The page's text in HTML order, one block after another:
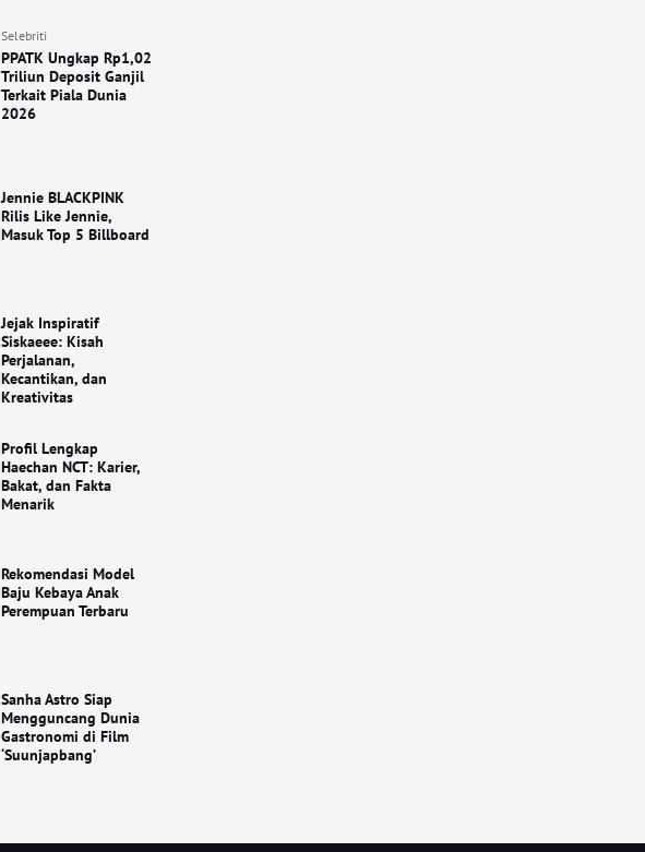
Selebriti
PPATK Ungkap Rp1,02
Triliun Deposit Ganjil
Terkait Piala Dunia
2026
Jennie BLACKPINK
Rilis Like Jennie,
Masuk Top 5 Billboard
Jejak Inspiratif
Siskaeee: Kisah
Perjalanan,
Kecantikan, dan
Kreativitas
Profil Lengkap
Haechan NCT: Karier,
Bakat, dan Fakta
Menarik
Rekomendasi Model
Baju Kebaya Anak
Perempuan Terbaru
Sanha Astro Siap
Mengguncang Dunia
Gastronomi di Film
‘Suunjapbang’